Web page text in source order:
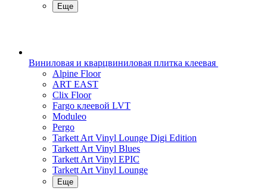
Еще
Виниловая и кварцвиниловая плитка клеевая
Alpine Floor
ART EAST
Clix Floor
Fargo клеевой LVT
Moduleo
Pergo
Tarkett Art Vinyl Lounge Digi Edition
Tarkett Art Vinyl Blues
Tarkett Art Vinyl EPIC
Tarkett Art Vinyl Lounge
Еще